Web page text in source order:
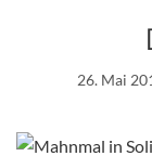
26. Mai